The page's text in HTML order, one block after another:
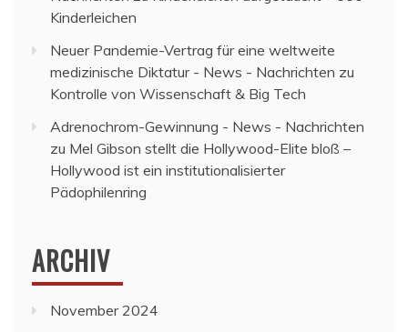
Kinderleichen
Neuer Pandemie-Vertrag für eine weltweite
medizinische Diktatur - News - Nachrichten zu
Kontrolle von Wissenschaft & Big Tech
Adrenochrom-Gewinnung - News - Nachrichten
zu Mel Gibson stellt die Hollywood-Elite bloß –
Hollywood ist ein institutionalisierter
Pädophilenring
ARCHIV
November 2024